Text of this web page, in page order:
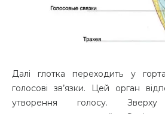
Далі глотка переходить у
голосові зв’язки. Цей орган
утворення голосу.